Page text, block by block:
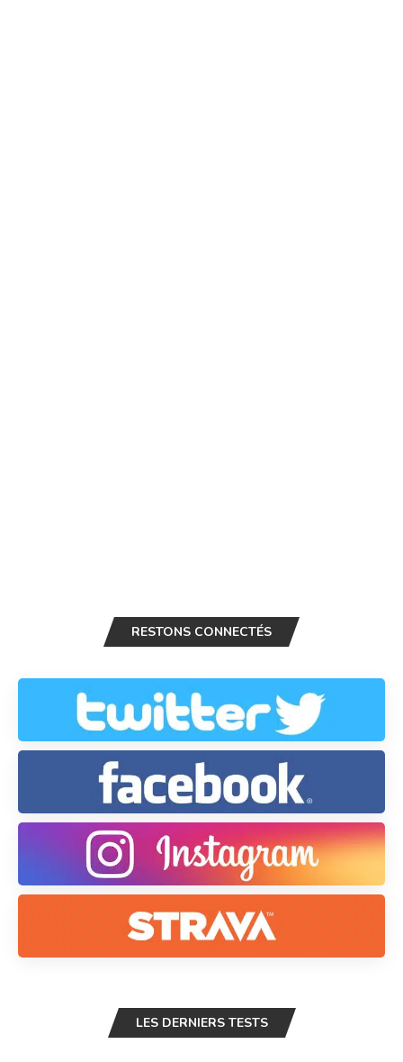
RESTONS CONNECTÉS
LES DERNIERS TESTS